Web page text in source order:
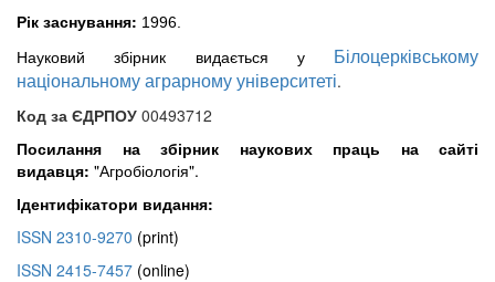
Рік заснування: 1996.
Науковий збірник видається у Білоцерківському
національному аграрному університеті.
Код за ЄДРПОУ 00493712
Посилання на збірник наукових праць на сайті
видавця: "Агробіологія".
Ідентифікатори видання:
ISSN 2310-9270 (print)
ISSN 2415-7457 (online)